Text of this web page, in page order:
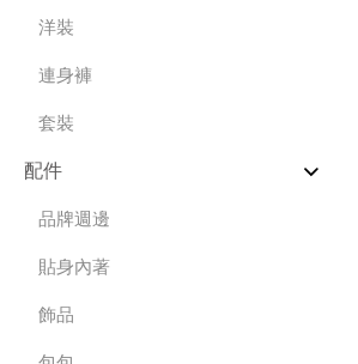
洋裝
連身褲
套裝
配件
品牌週邊
貼身內著
飾品